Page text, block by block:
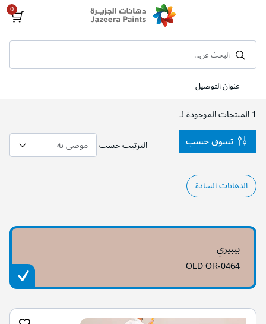
Content
عنوان التوصيل
البحث عن...
1المنتجات الموجودة لـ
الترتيب حسب
الدهانات السادة
بيبيري
OLD OR-0464
تسوق حسب